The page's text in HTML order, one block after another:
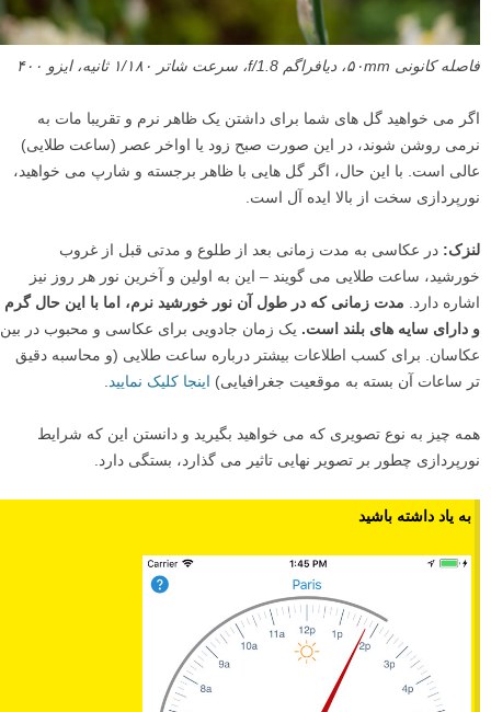
فاصله کانونی ۵۰mm، دیافراگم f/1.8، سرعت شاتر ۱/۱۸۰ ثانیه، ایزو ۴۰۰
اگر می خواهید گل های شما برای داشتن یک ظاهر نرم و تقریبا مات به
نرمی روشن شوند، در این صورت صبح زود یا اواخر عصر (ساعت طلایی)
عالی است. با این حال، اگر گل هایی با ظاهر برجسته و شارپ می خواهید،
نورپردازی سخت از بالا ایده آل است.
لنزک: در عکاسی به مدت زمانی بعد از طلوع و مدتی قبل از غروب
خورشید، ساعت طلایی می گویند – این به اولین و آخرین نور هر روز نیز
اشاره دارد. مدت زمانی که در طول آن نور خورشید نرم، اما با این حال گرم
و دارای سایه های بلند است. یک زمان جادویی برای عکاسی و محبوب در بین
عکاسان. برای کسب اطلاعات بیشتر درباره ساعت طلایی (و محاسبه دقیق
تر ساعات آن بسته به موقعیت جغرافیایی) اینجا کلیک نمایید
همه چیز به نوع تصویری که می خواهید بگیرید و دانستن این که شرایط
نورپردازی چطور بر تصویر نهایی تاثیر می گذارد، بستگی دارد.
به یاد داشته باشید